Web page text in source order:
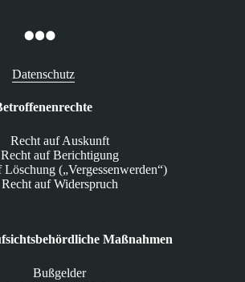
Datenschutz
Recht auf Auskunft
Recht auf Berichtigung
Löschung („Vergessenwerden“)
Recht auf Widerspruch
Maßnahmen
Bußgelder